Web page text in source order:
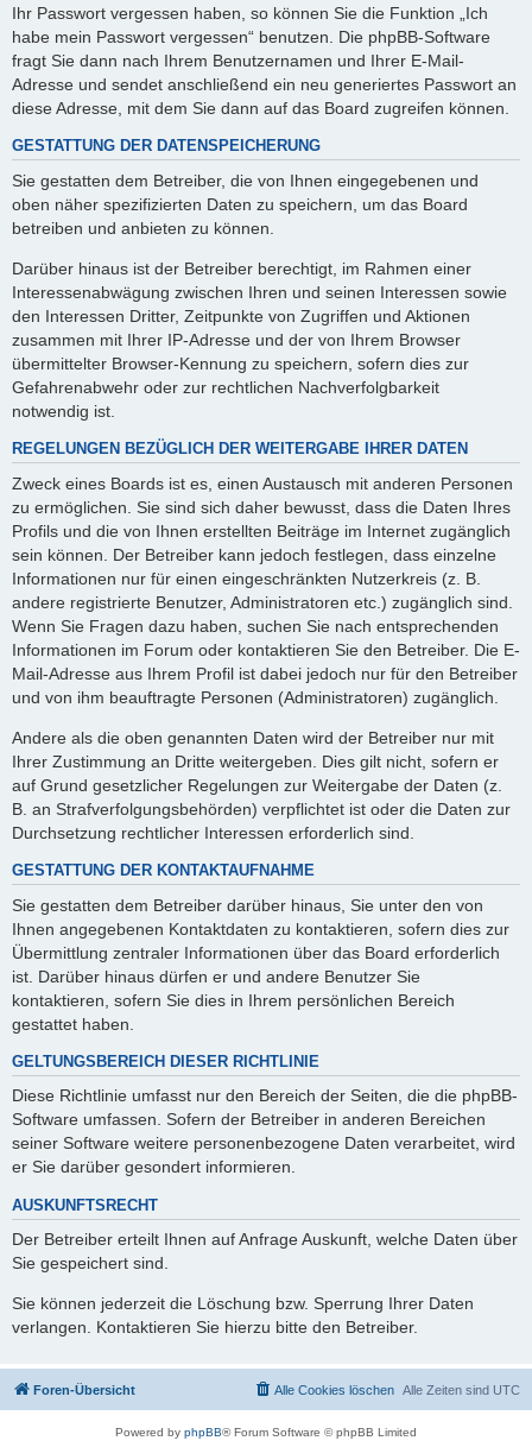
Ihr Passwort vergessen haben, so können Sie die Funktion „Ich
habe mein Passwort vergessen“ benutzen. Die phpBB-Software
fragt Sie dann nach Ihrem Benutzernamen und Ihrer E-Mail-
Adresse und sendet anschließend ein neu generiertes Passwort an
diese Adresse, mit dem Sie dann auf das Board zugreifen können.
GESTATTUNG DER DATENSPEICHERUNG
Sie gestatten dem Betreiber, die von Ihnen eingegebenen und
oben näher spezifizierten Daten zu speichern, um das Board
betreiben und anbieten zu können.
Darüber hinaus ist der Betreiber berechtigt, im Rahmen einer
Interessenabwägung zwischen Ihren und seinen Interessen sowie
den Interessen Dritter, Zeitpunkte von Zugriffen und Aktionen
zusammen mit Ihrer IP-Adresse und der von Ihrem Browser
übermittelter Browser-Kennung zu speichern, sofern dies zur
Gefahrenabwehr oder zur rechtlichen Nachverfolgbarkeit
notwendig ist.
REGELUNGEN BEZÜGLICH DER WEITERGABE IHRER DATEN
Zweck eines Boards ist es, einen Austausch mit anderen Personen
zu ermöglichen. Sie sind sich daher bewusst, dass die Daten Ihres
Profils und die von Ihnen erstellten Beiträge im Internet zugänglich
sein können. Der Betreiber kann jedoch festlegen, dass einzelne
Informationen nur für einen eingeschränkten Nutzerkreis (z. B.
andere registrierte Benutzer, Administratoren etc.) zugänglich sind.
Wenn Sie Fragen dazu haben, suchen Sie nach entsprechenden
Informationen im Forum oder kontaktieren Sie den Betreiber. Die E-
Mail-Adresse aus Ihrem Profil ist dabei jedoch nur für den Betreiber
und von ihm beauftragte Personen (Administratoren) zugänglich.
Andere als die oben genannten Daten wird der Betreiber nur mit
Ihrer Zustimmung an Dritte weitergeben. Dies gilt nicht, sofern er
auf Grund gesetzlicher Regelungen zur Weitergabe der Daten (z.
B. an Strafverfolgungsbehörden) verpflichtet ist oder die Daten zur
Durchsetzung rechtlicher Interessen erforderlich sind.
GESTATTUNG DER KONTAKTAUFNAHME
Sie gestatten dem Betreiber darüber hinaus, Sie unter den von
Ihnen angegebenen Kontaktdaten zu kontaktieren, sofern dies zur
Übermittlung zentraler Informationen über das Board erforderlich
ist. Darüber hinaus dürfen er und andere Benutzer Sie
kontaktieren, sofern Sie dies in Ihrem persönlichen Bereich
gestattet haben.
GELTUNGSBEREICH DIESER RICHTLINIE
Diese Richtlinie umfasst nur den Bereich der Seiten, die die phpBB-
Software umfassen. Sofern der Betreiber in anderen Bereichen
seiner Software weitere personenbezogene Daten verarbeitet, wird
er Sie darüber gesondert informieren.
AUSKUNFTSRECHT
Der Betreiber erteilt Ihnen auf Anfrage Auskunft, welche Daten über
Sie gespeichert sind.
Sie können jederzeit die Löschung bzw. Sperrung Ihrer Daten
verlangen. Kontaktieren Sie hierzu bitte den Betreiber.
Foren-Übersicht Alle Zeiten sind UTC
Alle Cookies löschen
Powered by phpBB® Forum Software © phpBB Limited